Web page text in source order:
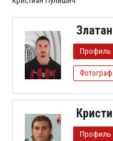
Профиль
Профиль